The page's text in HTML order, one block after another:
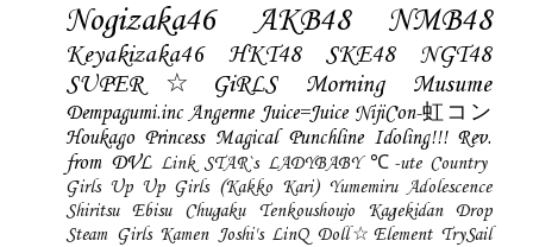
Nogizaka46 AKB48 NMB48
Keyakizaka46 HKT48 SKE48
NGT48
SUPER☆GiRLS
Morning Musume
Dempagumi.inc Angerme Juice=Juice NijiCon-虹コン
Houkago Princess Magical Punchline Idoling!!! Rev.
from DVL Link STAR`s LADYBABY ℃-ute Country
Girls Up Up Girls (Kakko Kari) Yumemiru Adolescence
Shiritsu Ebisu Chugaku
Tenkoushoujo Kagekidan
Drop
Steam Girls Kamen Joshi's LinQ Doll☆Element TrySail